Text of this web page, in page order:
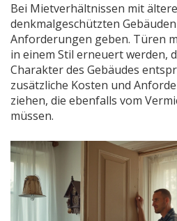
Bei Mietverhältnissen mit
denkmalgeschützten
Anforderungen geben. Türen
in einem Stil erneuert werden,
Charakter des Gebäudes
zusätzliche Kosten und
ziehen, die ebenfalls vom
müssen.